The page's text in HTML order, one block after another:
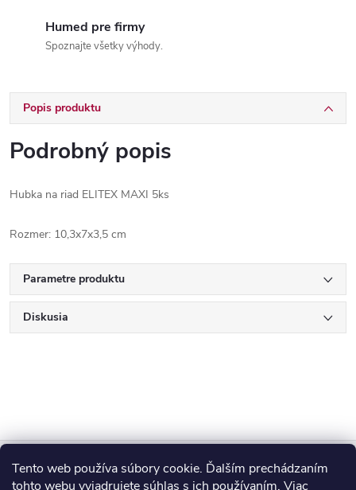
Tento web používa súbory cookie. Ďalším prechádzaním
tohto webu vyjadrujete súhlas s ich používaním. Viac
Humed pre firmy
Spoznajte všetky výhody.
Popis produktu
Podrobný popis
Hubka na riad ELITEX MAXI 5ks
Rozmer: 10,3x7x3,5 cm
Parametre produktu
Diskusia
ZBlog